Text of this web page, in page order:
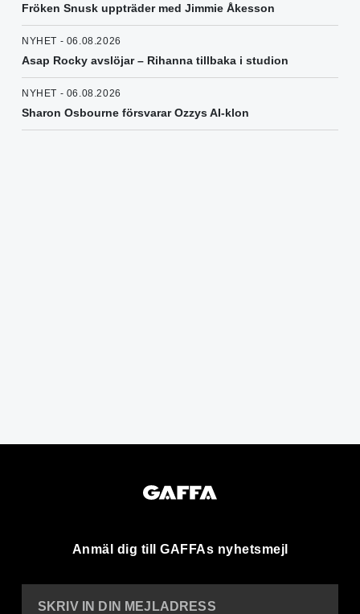
Fröken Snusk uppträder med Jimmie Åkesson
NYHET - 06.08.2026
Asap Rocky avslöjar – Rihanna tillbaka i studion
NYHET - 06.08.2026
Sharon Osbourne försvarar Ozzys AI-klon
Anmäl dig till GAFFAs nyhetsmejl
SKRIV IN DIN MEJLADRESS